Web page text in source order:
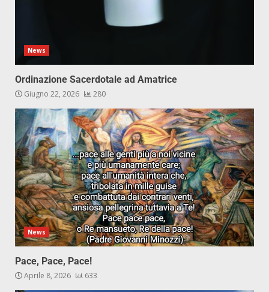
News
Ordinazione Sacerdotale ad Amatrice
Giugno 22, 2026 280
News
Pace, Pace, Pace!
Aprile 8, 2026 633